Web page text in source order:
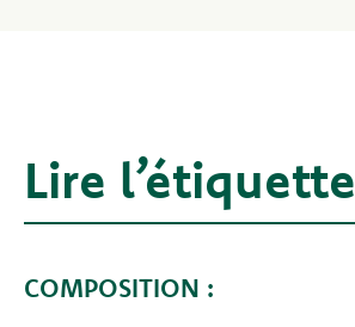
Lire l’étiquette
COMPOSITION :